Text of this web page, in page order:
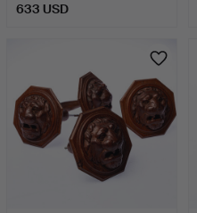
633 USD